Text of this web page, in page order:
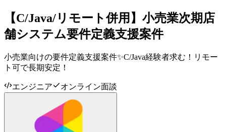
【C/Java/リモート併用】小売業次期店
舗システム要件定義支援案件
小売業向けの要件定義支援案件✨C/Java経験者求む！リモー
ト可で長期安定！
エンジニア オンライン面談